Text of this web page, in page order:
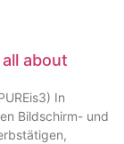
about
In
Bildschirm- und